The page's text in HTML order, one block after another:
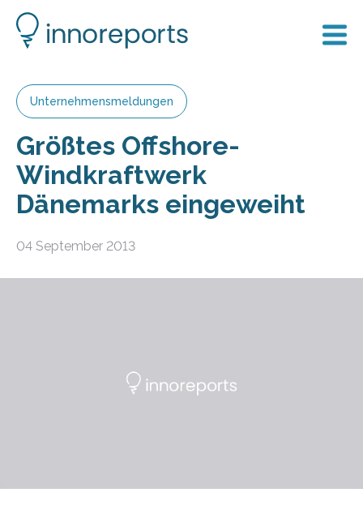
Unternehmensmeldungen
Größtes Offshore-
Windkraftwerk
Dänemarks eingeweiht
04 September 2013